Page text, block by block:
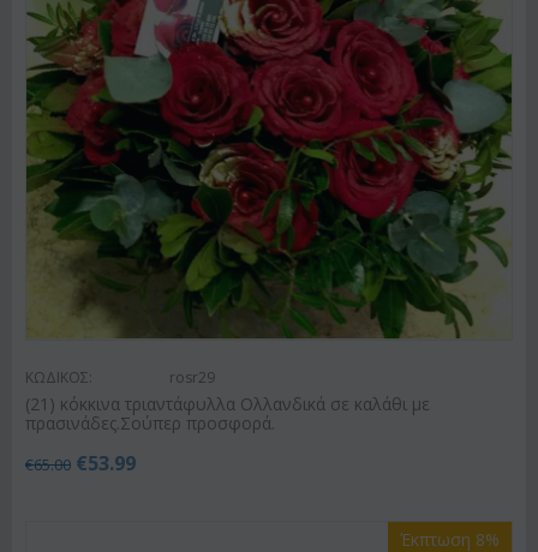
ΚΩΔΙΚΟΣ: rosr29
(21) κόκκινα τριαντάφυλλα Ολλανδικά σε καλάθι με
πρασινάδες.Σούπερ προσφορά.
€65.00 €53.99
Έκπτωση 8%